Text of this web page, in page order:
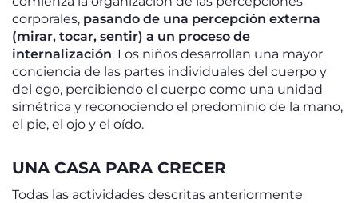
corporales, pasando de una percepción externa
(mirar, tocar, sentir) a un proceso de
internalización. Los niños desarrollan una mayor
conciencia de las partes individuales del cuerpo y
del ego, percibiendo el cuerpo como una unidad
simétrica y reconociendo el predominio de la mano,
el pie, el ojo y el oído.
UNA CASA PARA CRECER
Todas las actividades descritas anteriormente